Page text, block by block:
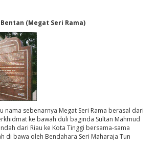
(Megat Seri Rama)
nama sebenarnya Megat Seri Rama berasal dari
ke bawah duli baginda Sultan Mahmud
dari Riau ke Kota Tinggi bersama-sama
di bawa oleh Bendahara Seri Maharaja Tun